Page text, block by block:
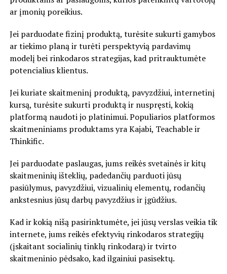
ar įmonių poreikius.
Jei parduodate fizinį produktą, turėsite sukurti gamybos
ar tiekimo planą ir turėti perspektyvią pardavimų
modelį bei rinkodaros strategijas, kad pritrauktumėte
potencialius klientus.
Jei kuriate skaitmeninį produktą, pavyzdžiui, internetinį
kursą, turėsite sukurti produktą ir nuspręsti, kokią
platformą naudoti jo platinimui. Populiarios platformos
skaitmeniniams produktams yra Kajabi, Teachable ir
Thinkific.
Jei parduodate paslaugas, jums reikės svetainės ir kitų
skaitmeninių išteklių, padedančių parduoti jūsų
pasiūlymus, pavyzdžiui, vizualinių elementų, rodančių
ankstesnius jūsų darbų pavyzdžius ir įgūdžius.
Kad ir kokią nišą pasirinktumėte, jei jūsų verslas veikia tik
internete, jums reikės efektyvių rinkodaros strategijų
(įskaitant socialinių tinklų rinkodarą) ir tvirto
skaitmeninio pėdsako, kad ilgainiui pasisektų.